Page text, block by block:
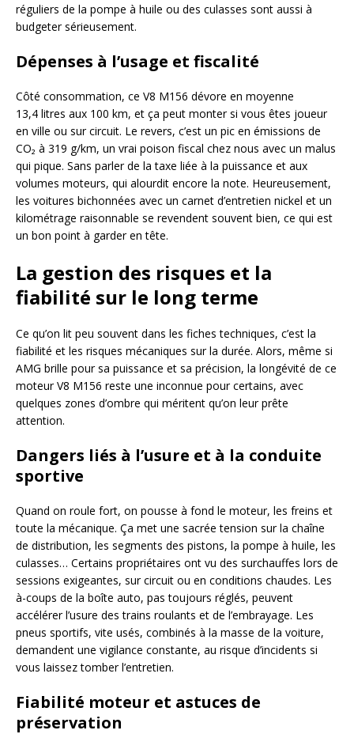
réguliers de la pompe à huile ou des culasses sont aussi à
budgeter sérieusement.
Dépenses à l’usage et fiscalité
Côté consommation, ce V8 M156 dévore en moyenne
13,4 litres aux 100 km, et ça peut monter si vous êtes joueur
en ville ou sur circuit. Le revers, c’est un pic en émissions de
CO₂ à 319 g/km, un vrai poison fiscal chez nous avec un malus
qui pique. Sans parler de la taxe liée à la puissance et aux
volumes moteurs, qui alourdit encore la note. Heureusement,
les voitures bichonnées avec un carnet d’entretien nickel et un
kilométrage raisonnable se revendent souvent bien, ce qui est
un bon point à garder en tête.
La gestion des risques et la
fiabilité sur le long terme
Ce qu’on lit peu souvent dans les fiches techniques, c’est la
fiabilité et les risques mécaniques sur la durée. Alors, même si
AMG brille pour sa puissance et sa précision, la longévité de ce
moteur V8 M156 reste une inconnue pour certains, avec
quelques zones d’ombre qui méritent qu’on leur prête
attention.
Dangers liés à l’usure et à la conduite
sportive
Quand on roule fort, on pousse à fond le moteur, les freins et
toute la mécanique. Ça met une sacrée tension sur la chaîne
de distribution, les segments des pistons, la pompe à huile, les
culasses… Certains propriétaires ont vu des surchauffes lors de
sessions exigeantes, sur circuit ou en conditions chaudes. Les
à-coups de la boîte auto, pas toujours réglés, peuvent
accélérer l’usure des trains roulants et de l’embrayage. Les
pneus sportifs, vite usés, combinés à la masse de la voiture,
demandent une vigilance constante, au risque d’incidents si
vous laissez tomber l’entretien.
Fiabilité moteur et astuces de
préservation